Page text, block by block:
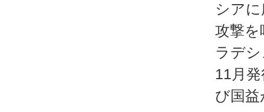
シア
攻撃
ラデ
11月
び国